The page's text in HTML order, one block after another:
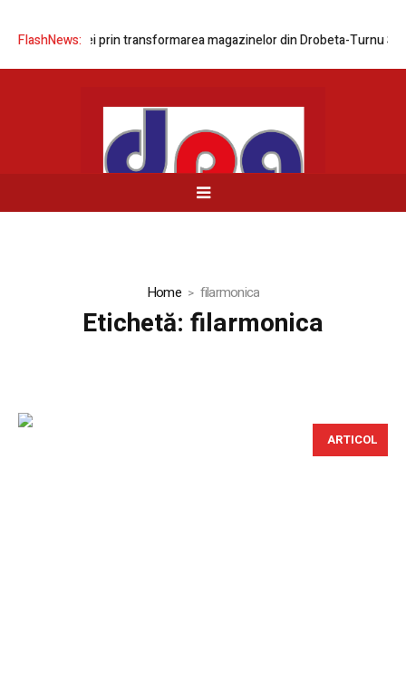
FlashNews:
rețelei prin transformarea magazinelor din Drobeta-Turnu
Home filarmonica
Etichetă: filarmonica
ARTICOL